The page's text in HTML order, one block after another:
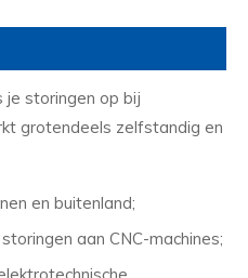
je storingen op bij
grotendeels zelfstandig en
en buitenland;
aan CNC-machines;